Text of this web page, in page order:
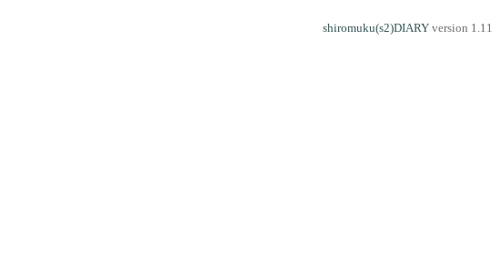
shiromuku(s2)DIARY version 1.11